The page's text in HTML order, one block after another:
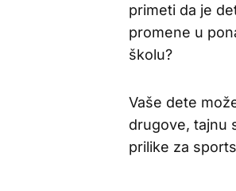
primeti da je
promene u
školu?
Vaše dete
drugove, tajnu
prilike za